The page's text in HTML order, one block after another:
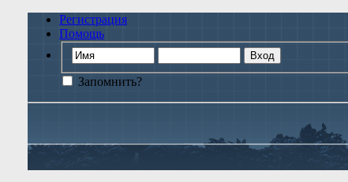
Регистрация
Помощь
Запомнить?